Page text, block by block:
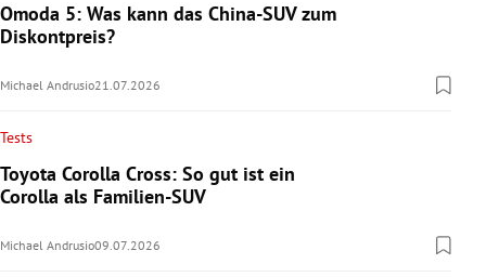
Omoda 5: Was kann das China-SUV zum
Diskontpreis?
Michael Andrusio21.07.2026
Tests
Toyota Corolla Cross: So gut ist ein
Corolla als Familien-SUV
Michael Andrusio09.07.2026